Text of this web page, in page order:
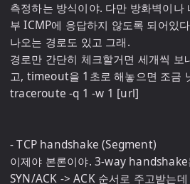
측정하는 방식이야. 다만 방화벽이나
부 ICMP에 응답하지 않도록 되어있
나오는 경로도 있고 그래.
경로만 간단히 체크할거면 세개씩 보
고, timeout을 1초로 해놓으면 조금
traceroute -q 1 -w 1 [url]
- TCP handshake (Segment)
이제야 본론이야. 3-way handshake
SYN/ACK -> ACK 순서로 주고받는